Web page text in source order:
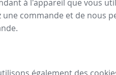
à l'appareil que vous
une commande et de nous